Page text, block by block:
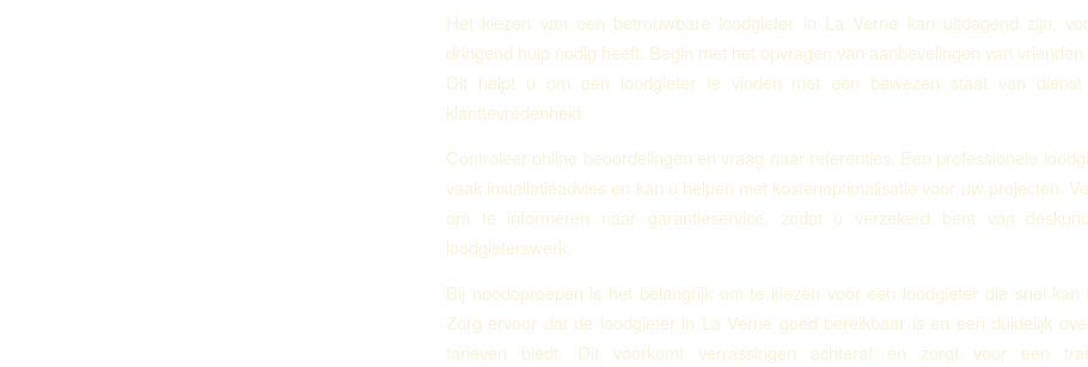
Het kiezen van een betrouwbare loodgieter in La Verne kan uitdagend zijn,
dringend hulp nodig heeft. Begin met het opvragen van aanbevelingen van vrienden
Dit helpt u om een loodgieter te vinden met een bewezen staat van
klanttevredenheid.
Controleer online beoordelingen en vraag naar referenties. Een professionele
vaak installatieadvies en kan u helpen met kostenoptimalisatie voor uw projecten.
om te informeren naar garantieservice, zodat u verzekerd bent van
loodgieterswerk.
Bij noodoproepen is het belangrijk om te kiezen voor een loodgieter die snel kan
Zorg ervoor dat de loodgieter in La Verne goed bereikbaar is en een duidelijk
tarieven biedt. Dit voorkomt verrassingen achteraf en zorgt voor een